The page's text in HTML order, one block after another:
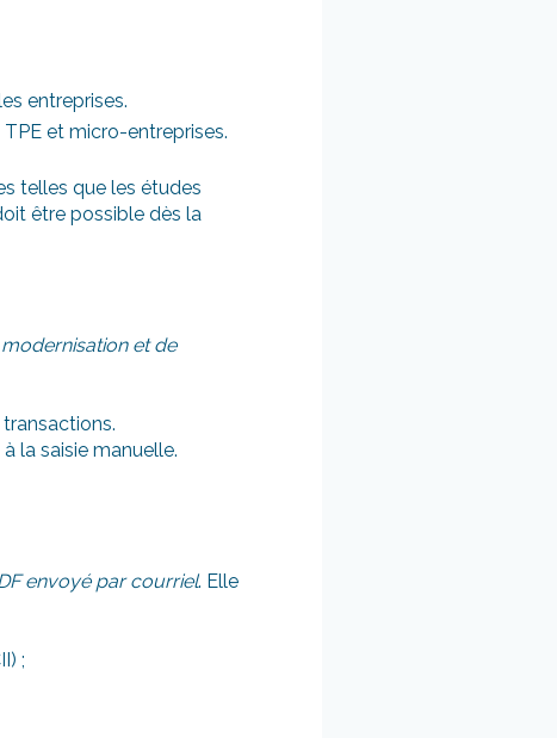
entreprises.
et micro-entreprises.
telles que les études
être possible dès la
modernisation et de
la saisie manuelle.
envoyé par courriel. Elle
;